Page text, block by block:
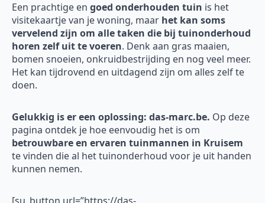
Een prachtige en goed onderhouden tuin is het
visitekaartje van je woning, maar het kan soms
vervelend zijn om alle taken die bij tuinonderhoud
horen zelf uit te voeren. Denk aan gras maaien,
bomen snoeien, onkruidbestrijding en nog veel meer.
Het kan tijdrovend en uitdagend zijn om alles zelf te
doen.
Gelukkig is er een oplossing: das-marc.be. Op deze
pagina ontdek je hoe eenvoudig het is om
betrouwbare en ervaren tuinmannen in Kruisem
te vinden die al het tuinonderhoud voor je uit handen
kunnen nemen.